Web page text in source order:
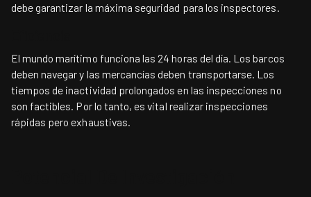
debe garantizar la máxima seguridad para los inspectores.
El mundo marítimo funciona las 24 horas del día. Los barcos
deben navegar y las mercancías deben transportarse. Los
tiempos de inactividad prolongados en las inspecciones no
son factibles. Por lo tanto, es vital realizar inspecciones
rápidas pero exhaustivas.